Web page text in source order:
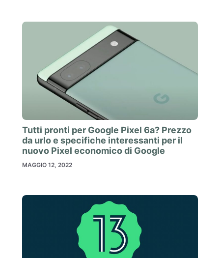
Tutti pronti per Google Pixel 6a? Prezzo
da urlo e specifiche interessanti per il
nuovo Pixel economico di Google
MAGGIO 12, 2022